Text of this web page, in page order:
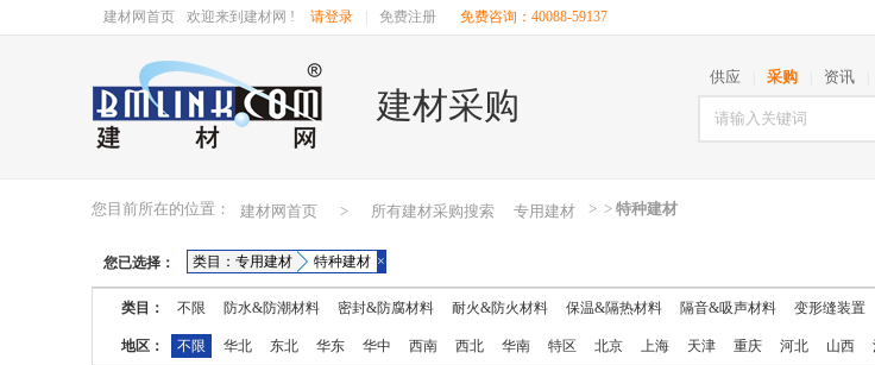
建材网首页 欢迎来到建材网 ! 请登录 免费注册 免费咨询：40088-59137
建材采购
供应 采购 资讯
您目前所在的位置： 建材网首页 > 所有建材采购搜索 >
专用建材 > 特种建材
您已选择： 类目：专用建材 特种建材 ×
类目： 不限 防水&防潮材料 密封&防腐材料 耐火&防火材料 保温&隔热材料 隔音&吸声材料 变形缝装置
地区： 不限 华北 东北 华东 华中 西南 西北 华南 特区 北京 上海 天津 重庆 河北 山西